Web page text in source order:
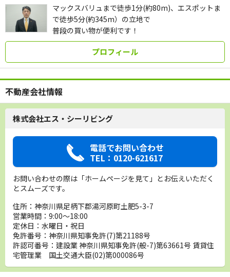
マックスバリュまで徒歩1分(約80m)、エスポットま
で徒歩5分(約345m）の立地で
普段の買い物が便利です！
プロフィール
不動産会社情報
株式会社エス・シーリビング
電話でお問い合わせ
TEL：0120-621617
お問い合わせの際は「ホームページを見て」とお伝えいただく
とスムーズです。
住所：神奈川県足柄下郡湯河原町土肥5-3-7
営業時間：9:00～18:00
定休日：水曜日・祝日
免許番号：神奈川県知事免許(7)第21188号
許認可番号：建設業 神奈川県知事免許(般-7)第63661号 賃貸住
宅管理業 国土交通大臣(02)第000086号